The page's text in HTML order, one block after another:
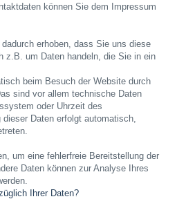
können Sie dem Impressum
dadurch erhoben, dass Sie uns diese
z.B. um Daten handeln, die Sie in ein
beim Besuch der Website durch
sind vor allem technische Daten
oder Uhrzeit des
Daten erfolgt automatisch,
um eine fehlerfreie Bereitstellung der
Daten können zur Analyse Ihres
Ihrer Daten?